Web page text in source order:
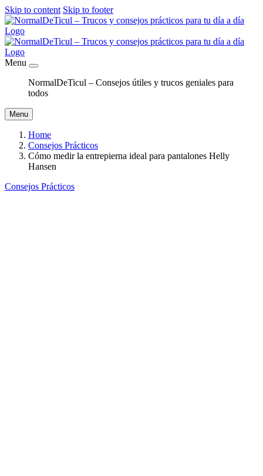
Skip to content Skip to footer
Menu
NormalDeTicul – Consejos útiles y trucos geniales para
todos
Menu
Home
Consejos Prácticos
Cómo medir la entrepierna ideal para pantalones Helly
Hansen
Consejos Prácticos